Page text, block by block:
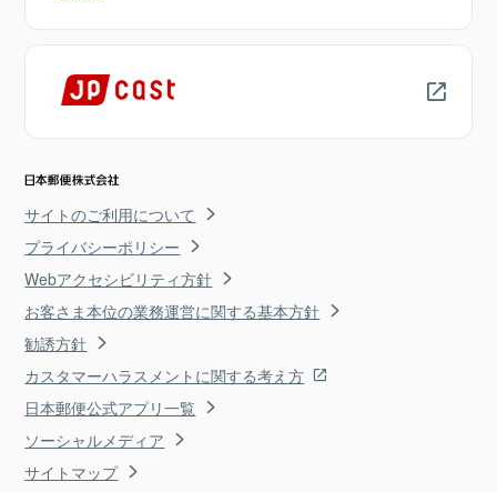
サイトのご利用について
プライバシーポリシー
Webアクセシビリティ方針
お客さま本位の業務運営に関する基本方針
勧誘方針
カスタマーハラスメントに関する考え方
日本郵便公式アプリ一覧
ソーシャルメディア
サイトマップ